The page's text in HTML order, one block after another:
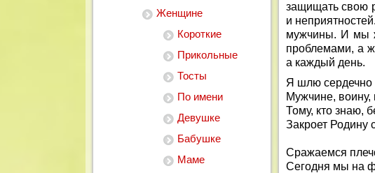
Женщине
Короткие
Прикольные
Тосты
По имени
Девушке
Бабушке
Маме
защищать свою
и
мужчины. И мы
проблемами, а
а каждый день.
Я шлю сердечно
Мужчине, воину,
Тому, кто знаю,
Закроет Родину
Сражаемся
Сегодня мы на